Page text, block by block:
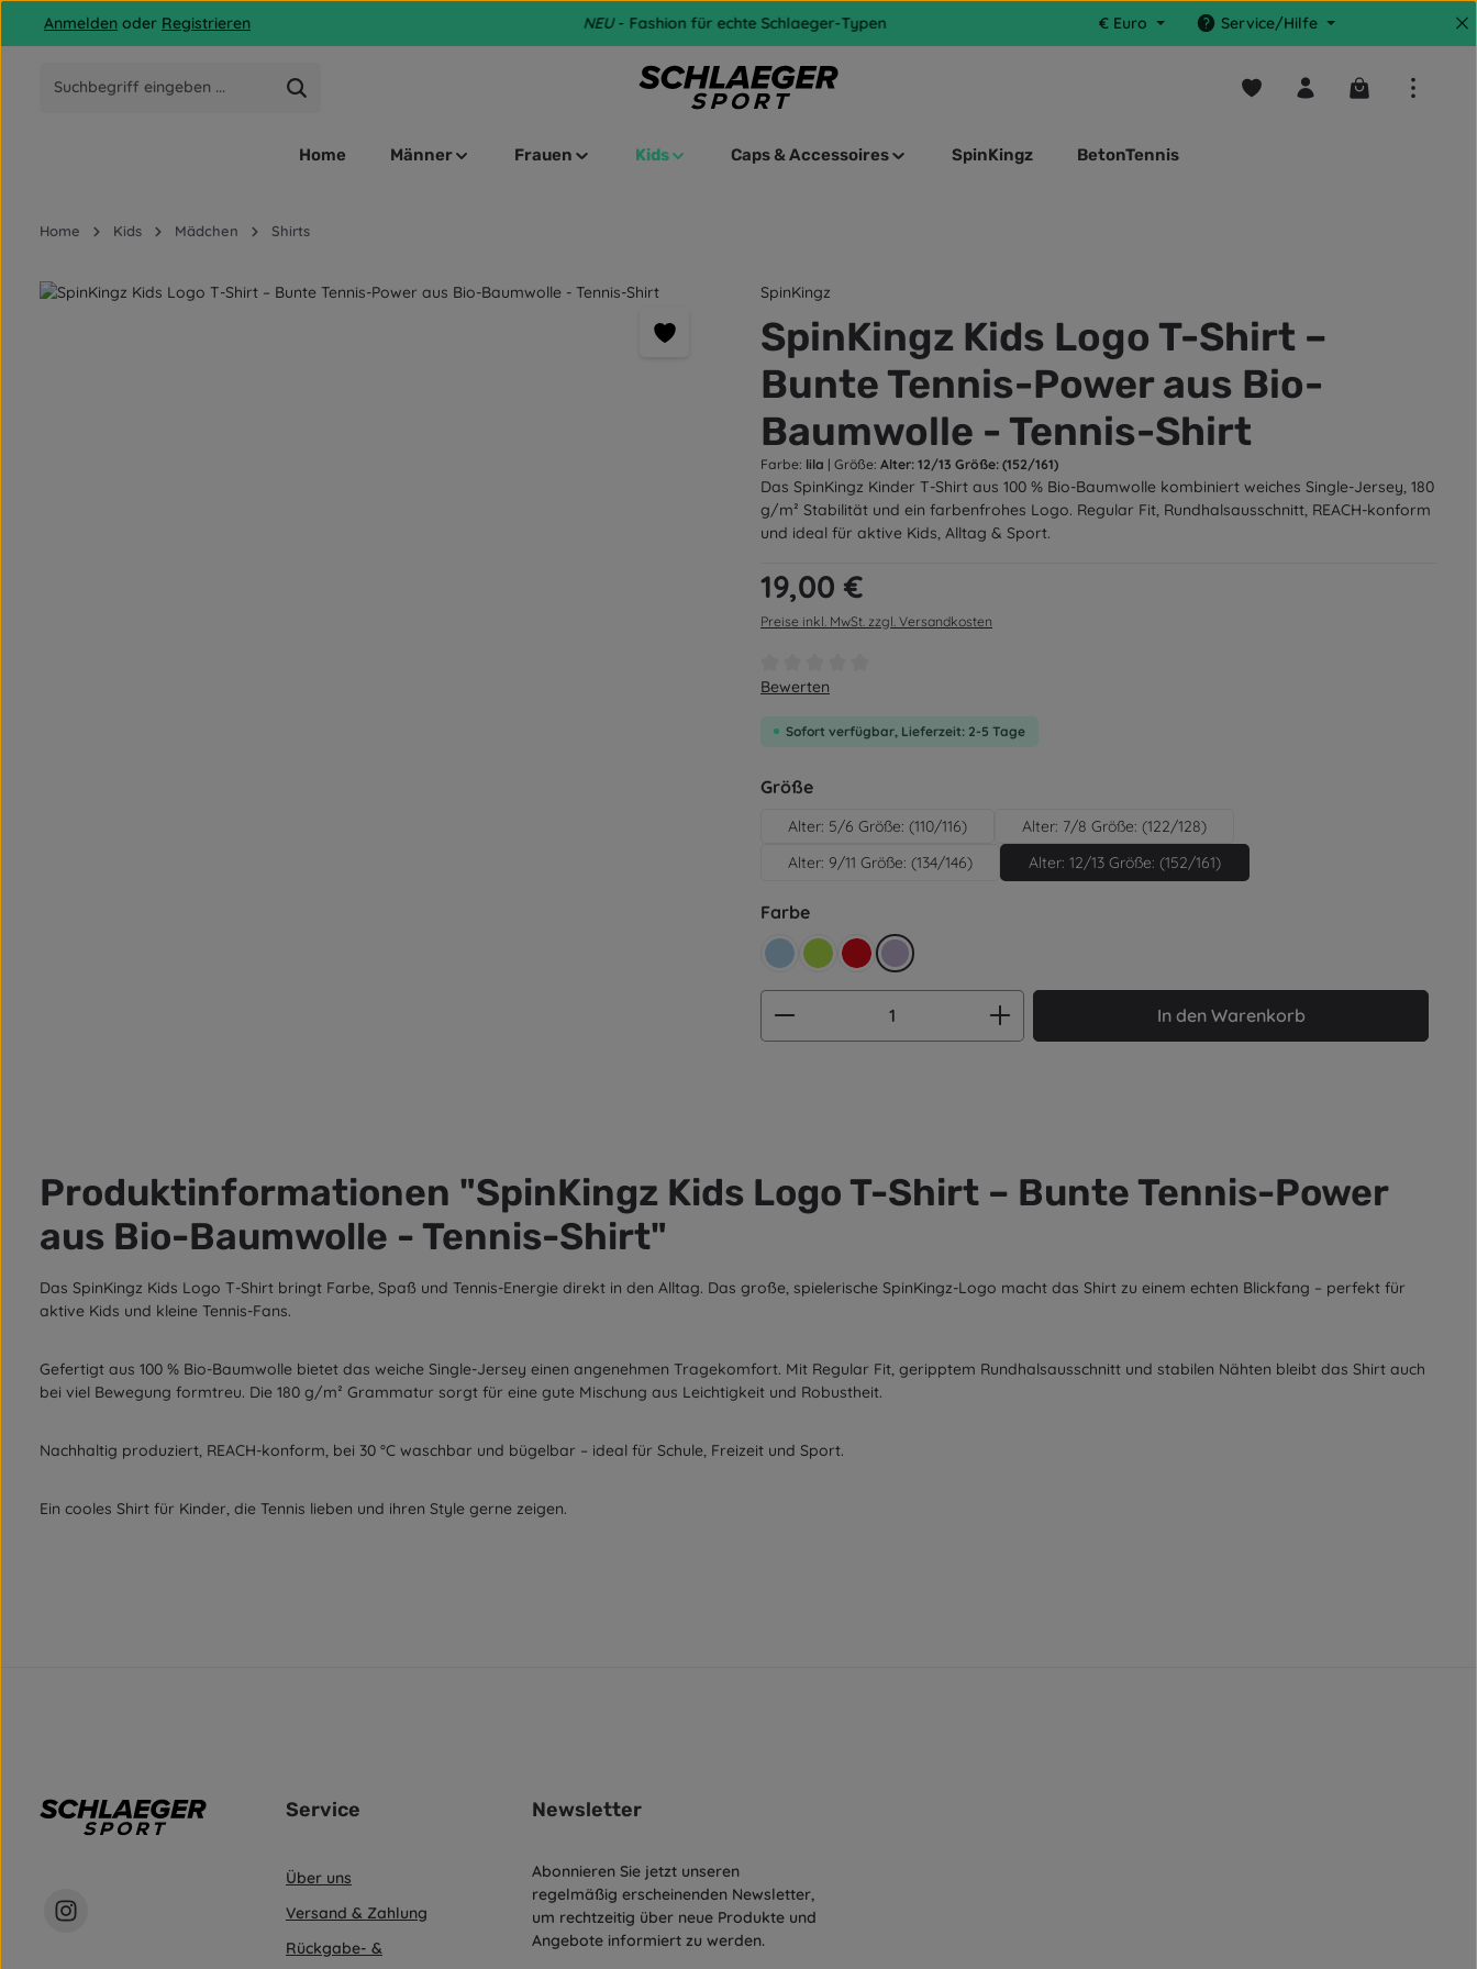
Hauptinhalt springen
Zur Suche springen
Zur Hauptnavigation springen
Anmelden oder Registrieren NEU- Fashion für echte Schlaeger-Typen € Euro Service/Hilfe
Du hast 0 Produkte auf dem
Warenkorb
Home Männer Frauen Kids Caps & Accessoires SpinKingz BetonTennis
Home Kids Mädchen Shirts
Bildergalerie überspringen SpinKingz
SpinKingz Kids Logo T-Shirt –
Bunte Tennis-Power aus Bio-
Baumwolle - Tennis-Shirt
Farbe: lila | Größe: Alter: 12/13 Größe: (152/161)
Das SpinKingz Kinder T-Shirt aus 100 % Bio-Baumwolle kombiniert weiches Single-Jersey, 180
g/m² Stabilität und ein farbenfrohes Logo. Regular Fit, Rundhalsausschnitt, REACH-konform
und ideal für aktive Kids, Alltag & Sport.
Regulärer Preis:
19,00 €
Preise inkl. MwSt. zzgl. Versandkosten
Durchschnittliche Bewertung von 0 von 5 Sternen
Bewerten
Sofort verfügbar, Lieferzeit: 2-5 Tage
Größeauswählen
Alter: 5/6 Größe: (110/116)
Alter: 7/8 Größe: (122/128)
Alter: 9/11 Größe: (134/146)
Alter: 12/13 Größe: (152/161)
Farbeauswählen
hellblaugrün rot lila
Produkt Anzahl: Gib den gewünschten Wert ein oder
In den Warenkorb
Produktinformationen "SpinKingz Kids Logo T-Shirt – Bunte Tennis-Power
aus Bio-Baumwolle - Tennis-Shirt"
Das SpinKingz Kids Logo T-Shirt bringt Farbe, Spaß und Tennis-Energie direkt in den Alltag. Das große, spielerische SpinKingz-Logo macht das Shirt zu einem echten Blickfang – perfekt für
aktive Kids und kleine Tennis-Fans.
Gefertigt aus 100 % Bio-Baumwolle bietet das weiche Single-Jersey einen angenehmen Tragekomfort. Mit Regular Fit geripptem Rundhalsausschnitt und stabilen Nähten bleibt das Shirt auch
bei viel Bewegung formtreu. Die 180 g/m² Grammatur sorgt für eine gute Mischung aus Leichtigkeit und Robustheit.
Nachhaltig produziert, REACH-konform , bei 30 °C waschbar und bügelbar – ideal für Schule, Freizeit und Sport.
Ein cooles Shirt für Kinder, die Tennis lieben und ihren Style gerne zeigen.
Service
Über uns
Versand & Zahlung
Rückgabe- &
Newsletter
Abonnieren Sie jetzt unseren
regelmäßig erscheinenden Newsletter,
um rechtzeitig über neue Produkte und
Angebote informiert zu werden.